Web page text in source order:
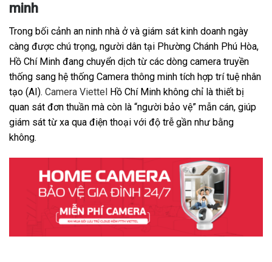
minh
Trong bối cảnh an ninh nhà ở và giám sát kinh doanh ngày
càng được chú trọng, người dân tại Phường Chánh Phú Hòa,
Hồ Chí Minh đang chuyển dịch từ các dòng camera truyền
thống sang hệ thống Camera thông minh tích hợp trí tuệ nhân
tạo (AI). Camera Viettel
Hồ Chí Minh không chỉ là thiết bị
quan sát đơn thuần mà còn là “người bảo vệ” mẫn cán, giúp
giám sát từ xa qua điện thoại với độ trễ gần như bằng
không.